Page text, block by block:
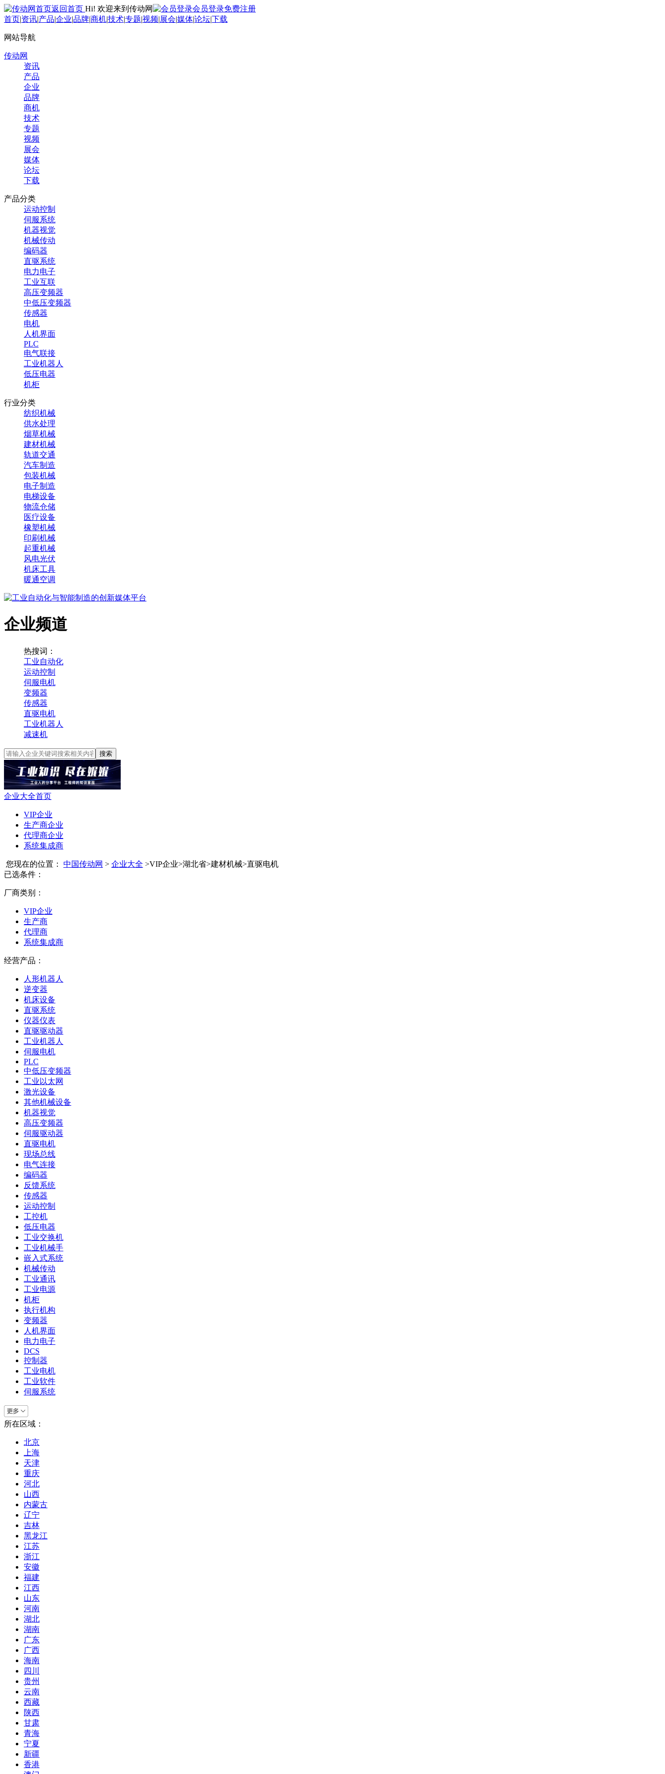
返回首页 Hi! 欢迎来到传动网 会员登录免费注册
首页|资讯|产品|企业|品牌|商机|技术|专题|视频|展会|媒体|论坛|下载
网站导航
传动网
资讯
产品
企业
品牌
商机
技术
专题
视频
展会
媒体
论坛
下载
产品分类
运动控制
伺服系统
机器视觉
机械传动
编码器
直驱系统
电力电子
工业互联
高压变频器
中低压变频器
传感器
电机
人机界面
PLC
电气联接
工业机器人
低压电器
机柜
行业分类
纺织机械
供水处理
烟草机械
建材机械
轨道交通
汽车制造
包装机械
电子制造
电梯设备
物流仓储
医疗设备
橡塑机械
印刷机械
起重机械
风电光伏
机床工具
暖通空调
企业频道
热搜词：
工业自动化
运动控制
伺服电机
变频器
传感器
直驱电机
工业机器人
减速机
搜索
企业大全首页
VIP企业
生产商企业
代理商企业
系统集成商
您现在的位置： 中国传动网 > 企业大全 >VIP企业>湖北省>建材机械>直驱电机
已选条件：
厂商类别：
VIP企业
生产商
代理商
系统集成商
经营产品：
人形机器人
逆变器
机床设备
直驱系统
仪器仪表
直驱驱动器
工业机器人
伺服电机
PLC
中低压变频器
工业以太网
激光设备
其他机械设备
机器视觉
高压变频器
伺服驱动器
直驱电机
现场总线
电气连接
编码器
反馈系统
传感器
运动控制
工控机
低压电器
工业交换机
工业机械手
嵌入式系统
机械传动
工业通讯
工业电源
机柜
执行机构
变频器
人机界面
电力电子
DCS
控制器
工业电机
工业软件
伺服系统
所在区域：
北京
上海
天津
重庆
河北
山西
内蒙古
辽宁
吉林
黑龙江
江苏
浙江
安徽
福建
江西
山东
河南
湖北
湖南
广东
广西
海南
四川
贵州
云南
西藏
陕西
甘肃
青海
宁夏
新疆
香港